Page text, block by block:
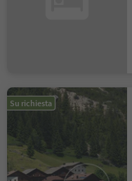
Su richiesta